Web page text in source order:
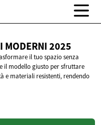
MODERNI 2025
il tuo spazio senza
il modello giusto per sfruttare
e materiali resistenti, rendendo